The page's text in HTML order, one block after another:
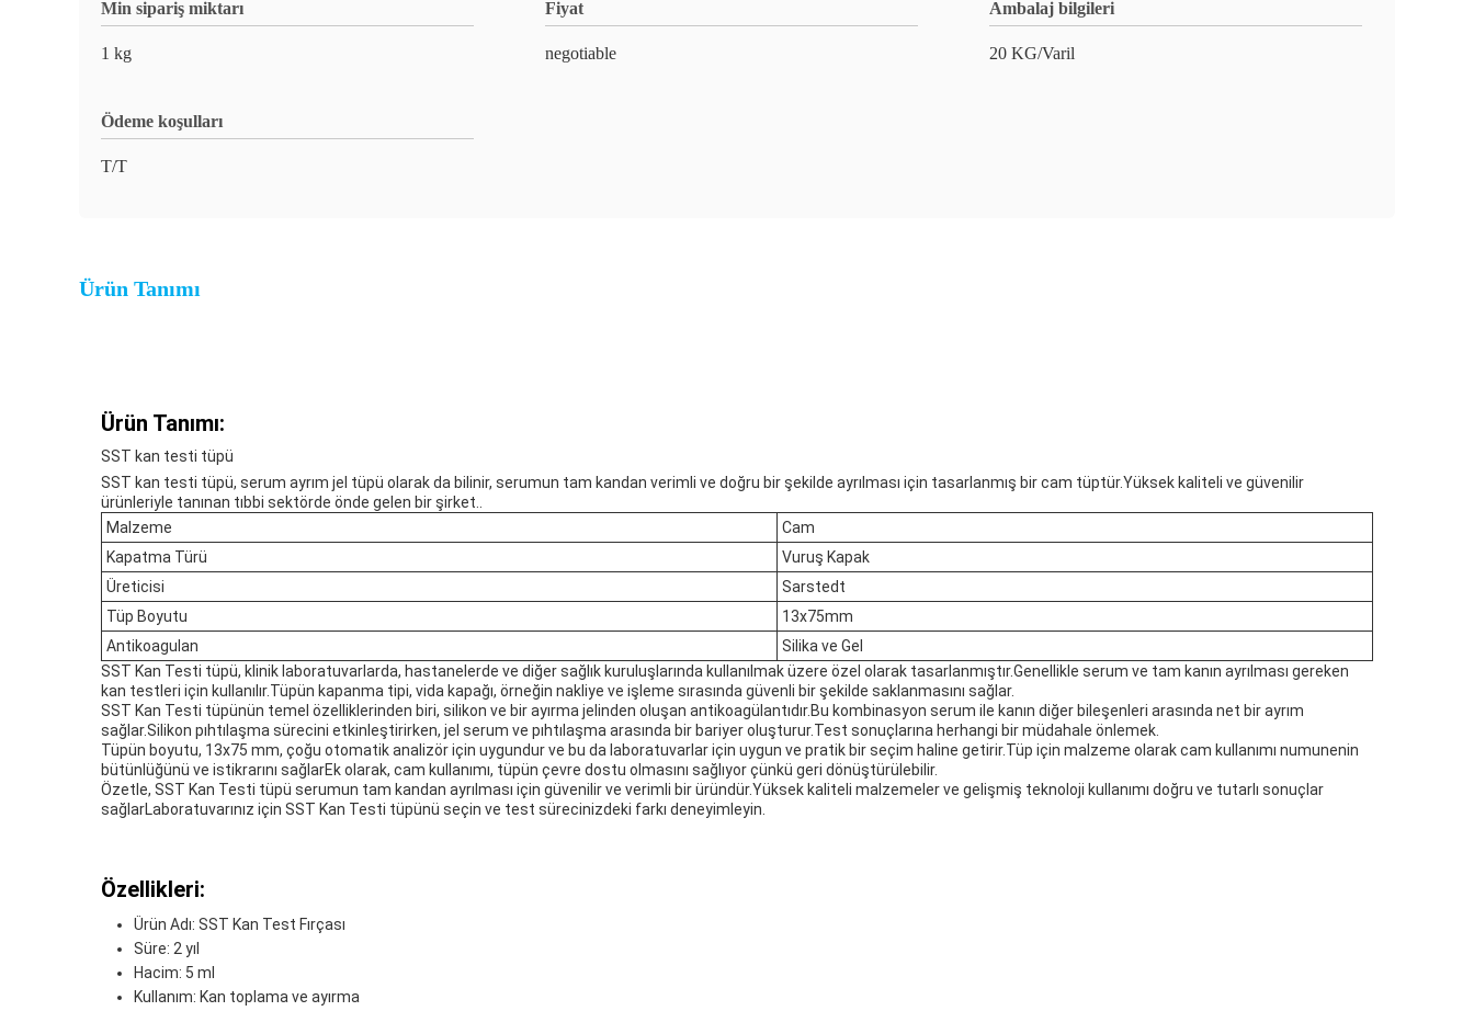
Min sipariş miktarı
1 kg
Fiyat
negotiable
Ambalaj bilgileri
20 KG/Varil
Ödeme koşulları
T/T
Ürün Tanımı
Ürün Tanımı:
SST kan testi tüpü
SST kan testi tüpü, serum ayrım jel tüpü olarak da bilinir, serumun tam kandan verimli ve doğru bir şekilde ayrılması için tasarlanmış bir cam tüptür.Yüksek kaliteli ve güvenilir
ürünleriyle tanınan tıbbi sektörde önde gelen bir şirket..
Malzeme
Cam
Kapatma Türü
Vuruş Kapak
Üreticisi
Sarstedt
Tüp Boyutu
13x75mm
Antikoagulan
Silika ve Gel
SST Kan Testi tüpü, klinik laboratuvarlarda, hastanelerde ve diğer sağlık kuruluşlarında kullanılmak üzere özel olarak tasarlanmıştır.Genellikle serum ve tam kanın ayrılması gereken
kan testleri için kullanılır.Tüpün kapanma tipi, vida kapağı, örneğin nakliye ve işleme sırasında güvenli bir şekilde saklanmasını sağlar.
SST Kan Testi tüpünün temel özelliklerinden biri, silikon ve bir ayırma jelinden oluşan antikoagülantıdır.Bu kombinasyon serum ile kanın diğer bileşenleri arasında net bir ayrım
sağlar.Silikon pıhtılaşma sürecini etkinleştirirken, jel serum ve pıhtılaşma arasında bir bariyer oluşturur.Test sonuçlarına herhangi bir müdahale önlemek.
Tüpün boyutu, 13x75 mm, çoğu otomatik analizör için uygundur ve bu da laboratuvarlar için uygun ve pratik bir seçim haline getirir.Tüp için malzeme olarak cam kullanımı numunenin
bütünlüğünü ve istikrarını sağlarEk olarak, cam kullanımı, tüpün çevre dostu olmasını sağlıyor çünkü geri dönüştürülebilir.
Özetle, SST Kan Testi tüpü serumun tam kandan ayrılması için güvenilir ve verimli bir üründür.Yüksek kaliteli malzemeler ve gelişmiş teknoloji kullanımı doğru ve tutarlı sonuçlar
sağlarLaboratuvarınız için SST Kan Testi tüpünü seçin ve test sürecinizdeki farkı deneyimleyin.
Özellikleri:
Ürün Adı: SST Kan Test Fırçası
Süre: 2 yıl
Hacim: 5 ml
Kullanım: Kan toplama ve ayırma